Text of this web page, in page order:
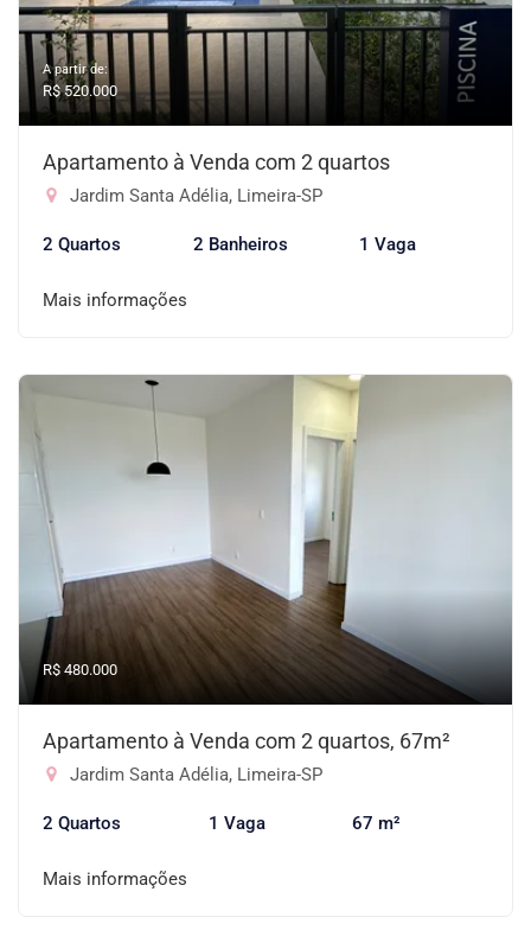
A partir de:
R$ 520.000
Apartamento à Venda com 2 quartos
Jardim Santa Adélia, Limeira-SP
2 Quartos 2 Banheiros 1 Vaga
Mais informações
R$ 480.000
Apartamento à Venda com 2 quartos, 67m²
Jardim Santa Adélia, Limeira-SP
2 Quartos 1 Vaga 67 m²
Mais informações